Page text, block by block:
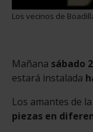
Los vecinos de
Mañana sábado
estará instalada
Los amantes de
piezas en